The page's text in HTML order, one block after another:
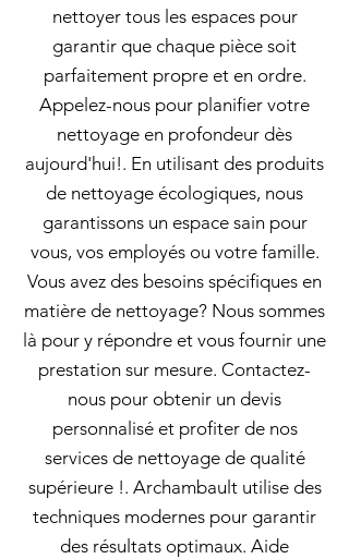
nettoyer tous les espaces pour
garantir que chaque pièce soit
parfaitement propre et en ordre.
Appelez-nous pour planifier votre
nettoyage en profondeur dès
aujourd'hui!. En utilisant des produits
de nettoyage écologiques, nous
garantissons un espace sain pour
vous, vos employés ou votre famille.
Vous avez des besoins spécifiques en
matière de nettoyage? Nous sommes
là pour y répondre et vous fournir une
prestation sur mesure. Contactez-
nous pour obtenir un devis
personnalisé et profiter de nos
services de nettoyage de qualité
supérieure !. Archambault utilise des
techniques modernes pour garantir
des résultats optimaux. Aide